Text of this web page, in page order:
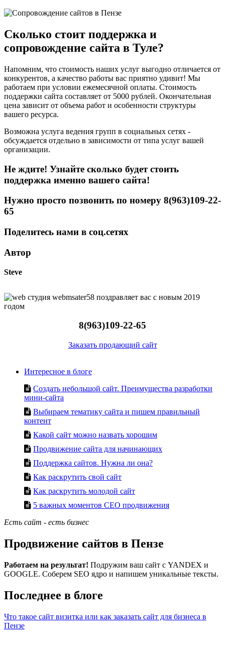
Сколько стоит поддержка и
сопровождение сайта в Туле?
Напомним, что стоимость наших услуг выгодно отличается от
конкурентов, а качество работы вас приятно удивит! Мы
работаем при условии ежемесячной оплаты. Стоимость
поддержки сайта составляет от 5000 рублей. Окончательная
цена зависит от объема работ и особенности структуры
вашего ресурса.
Возможна услуга ведения групп в социальных сетях -
обсуждается отдельно в зависимости от типа услуг вашей
организации.
Не ждите! Узнайте сколько будет стоить
поддержка именно вашего сайта!
Нужно просто позвонить по номеру 8(963)109-22-
65
Поделитесь нами в соц.сетях
Автор
Steve
8(963)109-22-65
Заказать продающий сайт
Интересное в блоге
Создать небольшой сайт. Преимущества разработки
мини-сайта
Выбираем тематику сайта и пишем правильный
контент
Какой сайт можно назвать хорошим
Продвижение сайта для начинающих
Поддержка сайтов. Нужна ли она?
Как раскрутить свой сайт
Как раскрутить молодой сайт
5 важных моментов СЕО продвижения
Есть сайт - есть бизнес
Продвижение сайтов в Пензе
Работаем на результат! Подружим ваш сайт с YANDEX и
GOOGLE. Соберем SEO ядро и напишем уникальные тексты.
Последнее в блоге
Что такое сайт визитка или как заказать сайт для бизнеса в
Пензе